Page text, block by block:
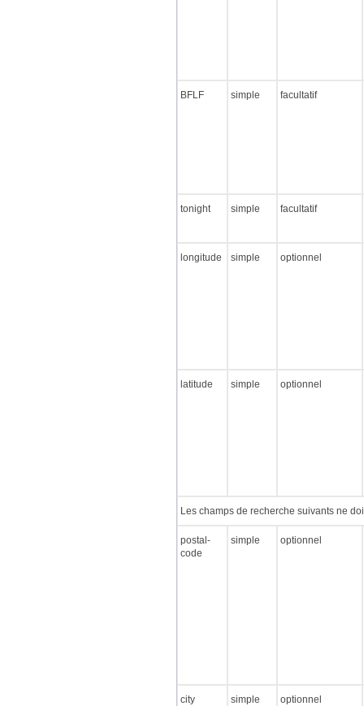
BFLF simple facultatif
tonight simple facultatif
longitude simple optionnel
latitude simple optionnel
Les champs de recherche suivants ne
postal-
code
simple optionnel
city simple optionnel